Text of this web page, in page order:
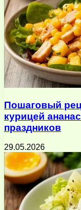
Пошаговый
курицей
праздников
29.05.2026